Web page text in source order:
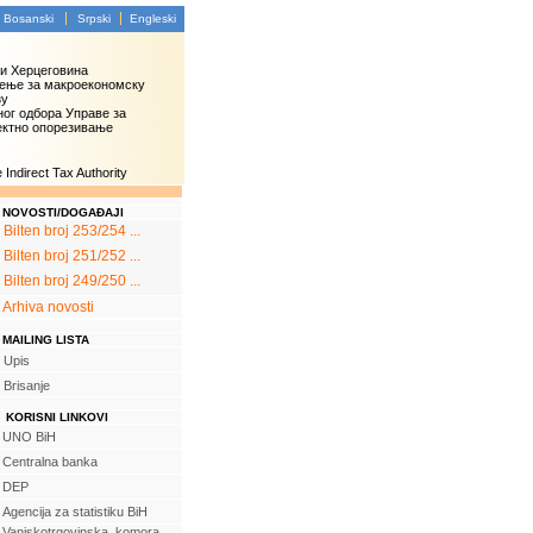
Bosanski Srpski Engleski
Херцеговина
за макроекономску
одбора Управе за
опорезивање
Tax Authority
NOVOSTI/DOGAĐAJI
Bilten broj 253/254 ...
Bilten broj 251/252 ...
Bilten broj 249/250 ...
Arhiva novosti
MAILING LISTA
Upis
Brisanje
KORISNI LINKOVI
UNO BiH
Centralna banka
DEP
Agencija za statistiku BiH